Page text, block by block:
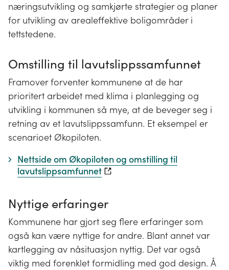
næringsutvikling og samkjørte strategier og planer
for utvikling av arealeffektive boligområder i
tettstedene.
Omstilling til lavutslippssamfunnet
Framover forventer kommunene at de har
prioritert arbeidet med klima i planlegging og
utvikling i kommunen så mye, at de beveger seg i
retning av et lavutslippssamfunn. Et eksempel er
scenarioet Økopiloten.
Nettside om Økopiloten og omstilling til
lavutslippsamfunnet
Nyttige erfaringer
Kommunene har gjort seg flere erfaringer som
også kan være nyttige for andre. Blant annet var
kartlegging av nåsituasjon nyttig. Det var også
viktig med forenklet formidling med god design. Å